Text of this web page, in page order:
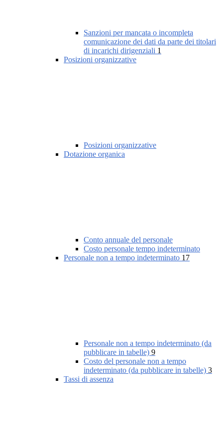
Sanzioni per mancata o incompleta
comunicazione dei dati da parte dei titolari
di incarichi dirigenziali 1
Posizioni organizzative
Posizioni organizzative
Dotazione organica
Conto annuale del personale
Costo personale tempo indeterminato
Personale non a tempo indeterminato 17
Personale non a tempo indeterminato (da
pubblicare in tabelle) 9
Costo del personale non a tempo
indeterminato (da pubblicare in tabelle) 3
Tassi di assenza